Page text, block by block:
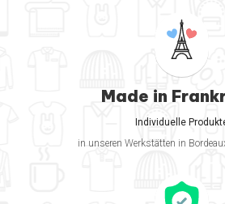
Made in
Individuelle
in unseren Werkstätten in